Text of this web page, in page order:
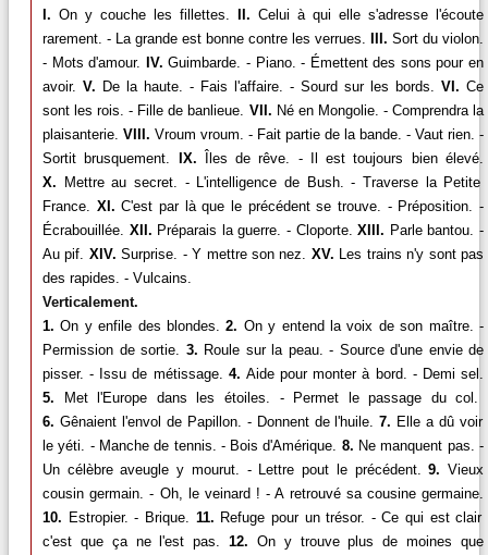
I. On y couche les fillettes. II. Celui à qui elle s'adresse l'écoute
rarement. - La grande est bonne contre les verrues.
III. Sort du violon.
- Mots d'amour.
IV. Guimbarde. - Piano. - Émettent des sons pour en
avoir. V. De la haute. - Fais l'affaire. - Sourd sur les bords. VI. Ce
sont les rois. - Fille de banlieue. VII. Né en Mongolie. - Comprendra la
plaisanterie. VIII. Vroum vroum. - Fait partie de la bande. - Vaut rien. -
Sortit brusquement.
IX. Îles de rêve. - Il est toujours bien élevé.
X. Mettre au secret. - L'intelligence de Bush. - Traverse la Petite
France.
XI. C'est par là que le précédent se trouve. - Préposition. -
Écrabouillée. XII. Préparais la guerre. - Cloporte. XIII. Parle bantou. -
Au pif. XIV. Surprise. - Y mettre son nez. XV. Les trains n'y sont pas
des rapides. - Vulcains.
Verticalement.
1. On y enfile des blondes. 2. On y entend la voix de son maître. -
Permission de sortie.
3. Roule sur la peau. - Source d'une envie de
pisser. - Issu de métissage. 4. Aide pour monter à bord. - Demi sel.
5. Met l'Europe dans les étoiles. - Permet le passage du col.
6. Gênaient l'envol de Papillon. - Donnent de l'huile. 7. Elle a dû voir
le yéti. - Manche de tennis. - Bois d'Amérique. 8. Ne manquent pas. -
Un célèbre aveugle y mourut. - Lettre pout le précédent.
9. Vieux
cousin germain. - Oh, le veinard ! - A retrouvé sa cousine germaine.
10. Estropier. - Brique. 11. Refuge pour un trésor. - Ce qui est clair
c'est que ça ne l'est pas.
12. On y trouve plus de moines que